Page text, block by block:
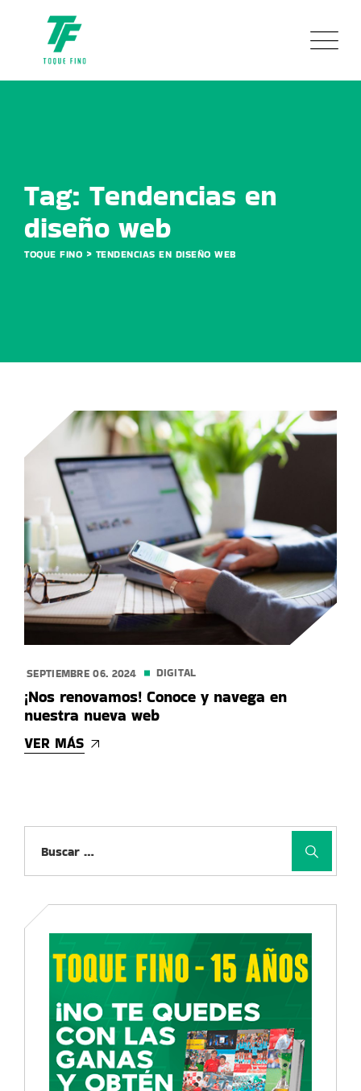
Tag: Tendencias en
diseño web
TOQUE FINO > TENDENCIAS EN DISEÑO WEB
SEPTIEMBRE 06. 2024 DIGITAL
¡Nos renovamos! Conoce y navega en
nuestra nueva web
VER MÁS